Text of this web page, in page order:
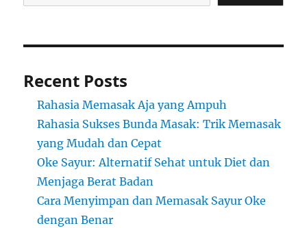
Recent Posts
Rahasia Memasak Aja yang Ampuh
Rahasia Sukses Bunda Masak: Trik Memasak
yang Mudah dan Cepat
Oke Sayur: Alternatif Sehat untuk Diet dan
Menjaga Berat Badan
Cara Menyimpan dan Memasak Sayur Oke
dengan Benar